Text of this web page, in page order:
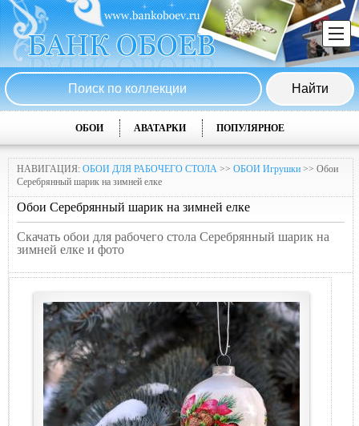
ОБОИ АВАТАРКИ ПОПУЛЯРНОЕ
НАВИГАЦИЯ: ОБОИ ДЛЯ РАБОЧЕГО СТОЛА >> ОБОИ Игрушки >> Обои
Серебрянный шарик на зимней елке
Обои Серебрянный шарик на зимней елке
Скачать обои для рабочего стола Серебрянный шарик на
зимней елке и фото